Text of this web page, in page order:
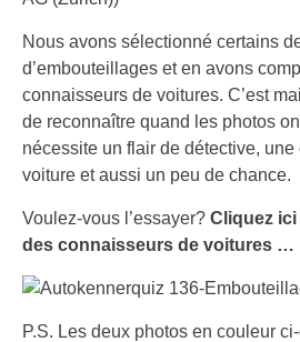
Nous avons sélectionné certains
d’embouteillages et en avons
connaisseurs de voitures. C’est
de reconnaître quand les photos
nécessite un flair de détective,
voiture et aussi un peu de chance.
Voulez-vous l’essayer? Cliquez
des connaisseurs de voitures …
P.S. Les deux photos en couleur